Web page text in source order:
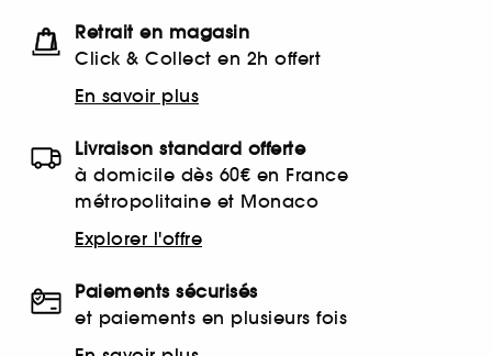
Retrait en magasin
Click & Collect en 2h offert
En savoir plus
Livraison standard offerte
à domicile dès 60€ en France
métropolitaine et Monaco
Explorer l'offre
Paiements sécurisés
et paiements en plusieurs fois